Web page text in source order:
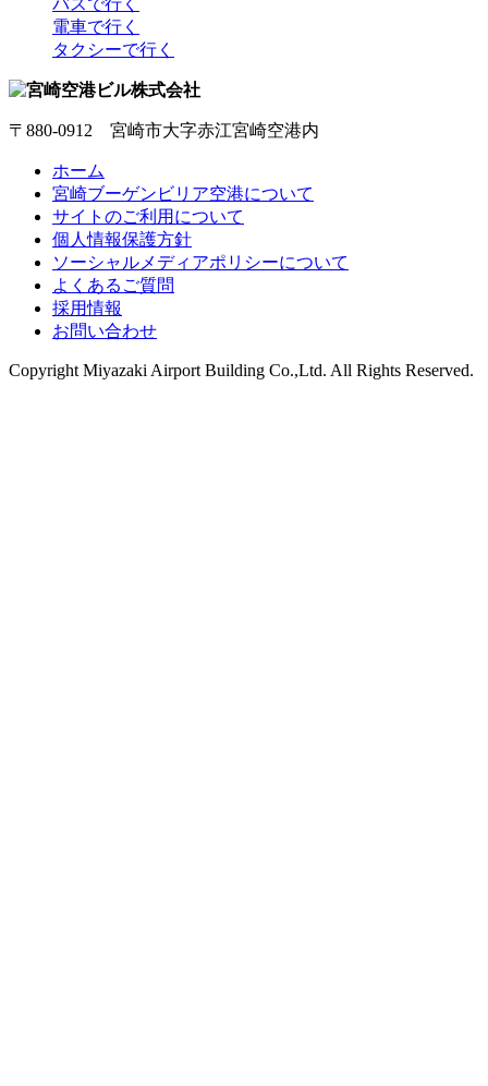
電車で行く
タクシーで行く
〒880-0912 宮崎市大字赤江宮崎空港内
ホーム
宮崎ブーゲンビリア空港について
サイトのご利用について
個人情報保護方針
ソーシャルメディアポリシーについて
よくあるご質問
採用情報
お問い合わせ
Copyright Miyazaki Airport Building Co.,Ltd. All Rights Reserved.